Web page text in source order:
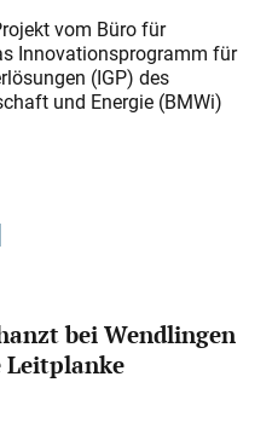
vom Büro für
Innovationsprogramm für
(IGP) des
und Energie (BMWi)
bei Wendlingen
Leitplanke